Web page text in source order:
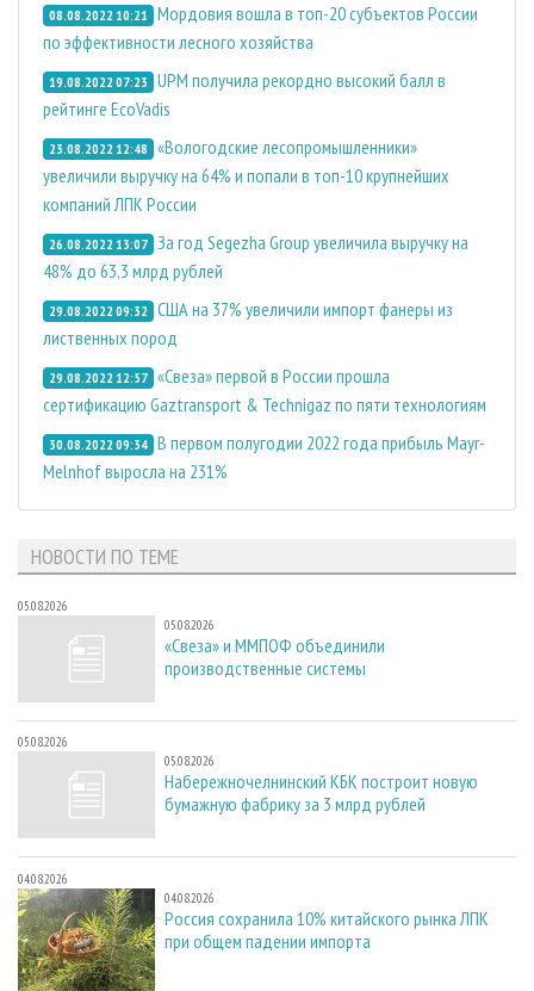
08.08.2022 10:21 Мордовия вошла в топ-20 субъектов России
по эффективности лесного хозяйства
19.08.2022 07:23 UPM получила рекордно высокий балл в
рейтинге EcoVadis
23.08.2022 12:48 «Вологодские лесопромышленники»
увеличили выручку на 64% и попали в топ-10 крупнейших
компаний ЛПК России
26.08.2022 13:07 За год Segezha Group увеличила выручку на
48% до 63,3 млрд рублей
29.08.2022 09:32 США на 37% увеличили импорт фанеры из
лиственных пород
29.08.2022 12:57 «Свеза» первой в России прошла
сертификацию Gaztransport & Technigaz по пяти технологиям
30.08.2022 09:34 В первом полугодии 2022 года прибыль Mayr-
Melnhof выросла на 231%
НОВОСТИ ПО ТЕМЕ
05.08.2026
05.08.2026
«Свеза» и ММПОФ объединили
производственные системы
05.08.2026
05.08.2026
Набережночелнинский КБК построит новую
бумажную фабрику за 3 млрд рублей
04.08.2026
04.08.2026
Россия сохранила 10% китайского рынка ЛПК
при общем падении импорта